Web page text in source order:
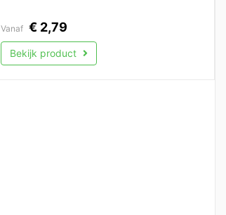
Vanaf €2,79
Bekijk product